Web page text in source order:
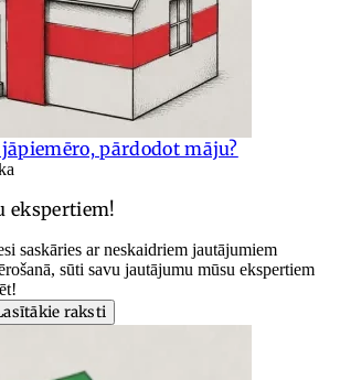
pārdodot māju?
ekspertiem!
saskāries ar neskaidriem jautājumiem
sūti savu jautājumu mūsu ekspertiem
raksti